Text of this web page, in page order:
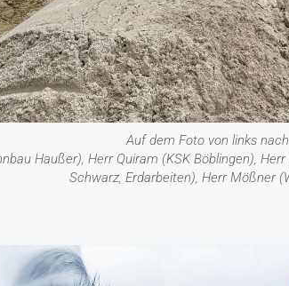
Auf dem Foto von links
Haußer), Herr Quiram (KSK Böblingen),
Schwarz, Erdarbeiten), Herr Mößner